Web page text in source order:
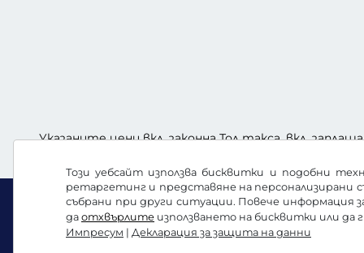
Този уебсайт използва бисквитки и подобни
ретаргетинг и представяне на персонализирани
събрани при други ситуации. Повече
да отхвърлите използването на бисквитки или
Импресум | Декларация за защита на данни
Указаните цени вкл. законна Тол такса, вкл.